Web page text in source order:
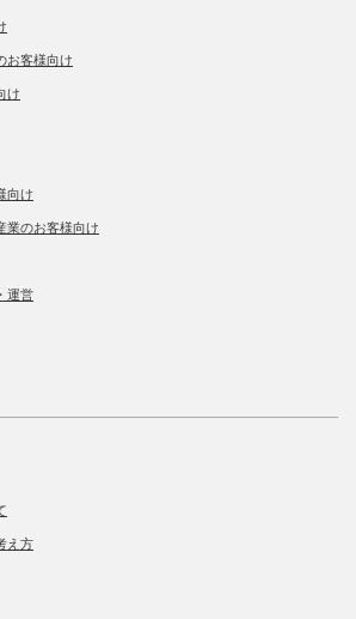
お客様向け
け
向け
業のお客様向け
運営
え方